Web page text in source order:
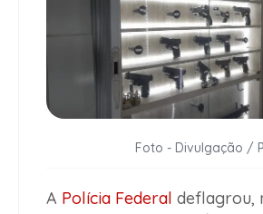
Foto - Divulgação /
A Polícia Federal deflagrou,